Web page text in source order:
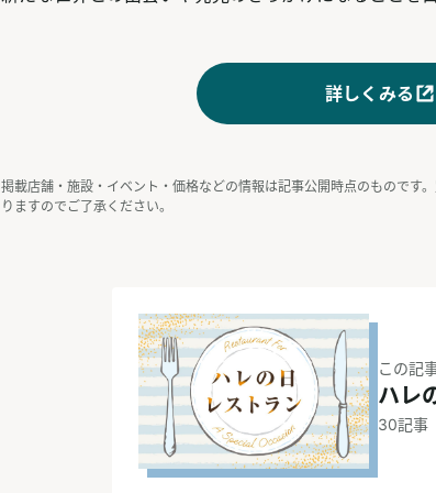
詳しくみる
掲載店舗・施設・イベント・価格などの情報は記事公開時点のものです
りますのでご了承ください。
この記
ハレ
30記事